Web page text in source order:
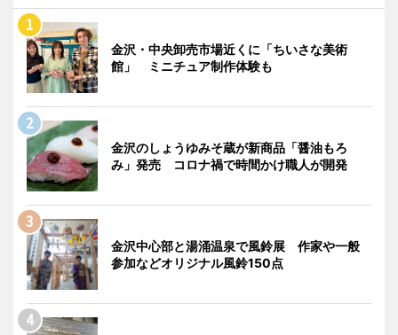
金沢・中央卸売市場近くに「ちいさな美術
館」 ミニチュア制作体験も
金沢のしょうゆみそ蔵が新商品「醤油もろ
み」発売 コロナ禍で時間かけ職人が開発
金沢中心部と湯涌温泉で風鈴展 作家や一般
参加などオリジナル風鈴150点